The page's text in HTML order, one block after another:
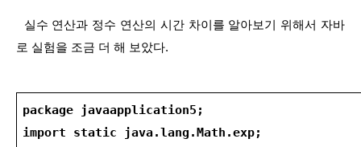
로 실험을 조금 더 해 보았다.
package javaapplication5;
import static java.lang.Math.exp;